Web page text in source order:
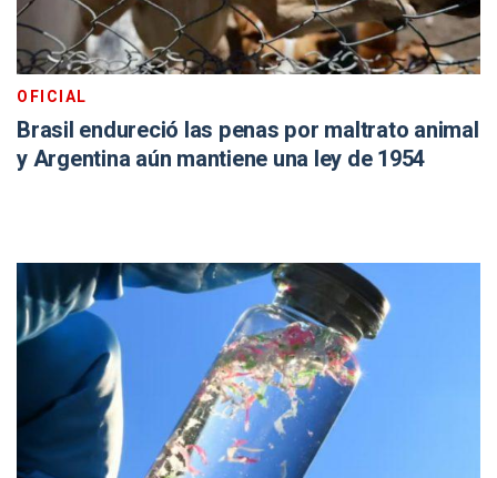
OFICIAL
Brasil endureció las penas por maltrato animal
y Argentina aún mantiene una ley de 1954